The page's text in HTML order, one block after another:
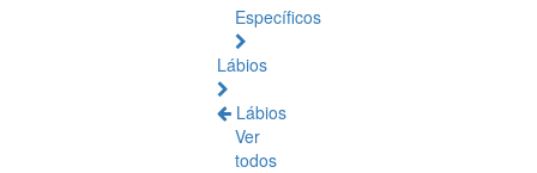
Específicos
Lábios
Lábios
Ver
todos